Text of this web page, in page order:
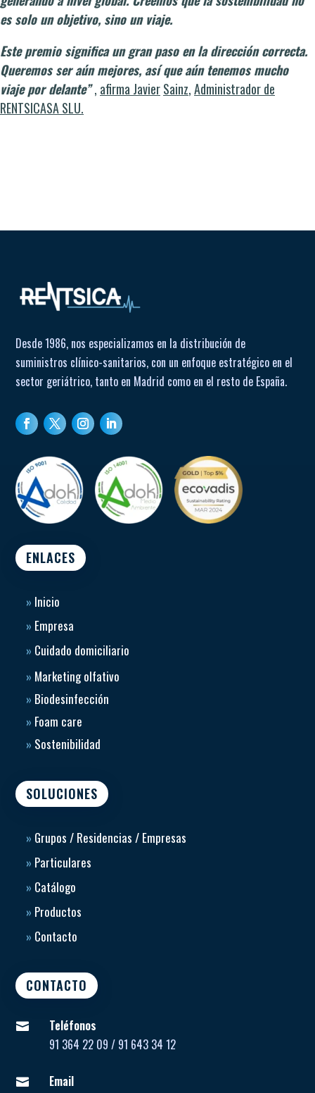
es solo un objetivo, sino un viaje.
Este premio significa un gran paso en la dirección correcta.
Queremos ser aún mejores, así que aún tenemos mucho
viaje por delante”, afirma JavierSainz,Administrador de
RENTSICASA SLU.
Desde 1986, nos especializamos en la distribución de
suministros clínico-sanitarios, con un enfoque estratégico en el
sector geriátrico, tanto en Madrid como en el resto de España.
ENLACES
» Inicio
» Empresa
» Cuidado domiciliario
» Marketing olfativo
» Biodesinfección
» Foam care
» Sostenibilidad
SOLUCIONES
» Grupos / Residencias / Empresas
» Particulares
» Catálogo
» Productos
» Contacto
CONTACTO

Teléfonos
91 364 22 09 / 91 643 34 12

Email